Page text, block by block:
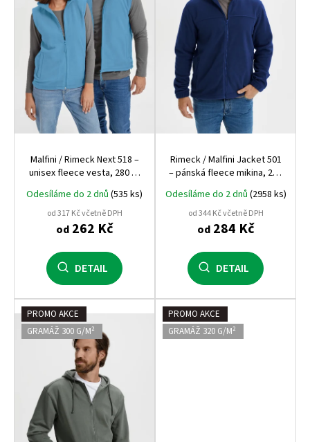
ů
Malfini / Rimeck Next 518 –
unisex fleece vesta, 280 g,
zdravotnické využití
Odesíláme do 2 dnů (535 ks)
od 317 Kč včetně DPH
od262 Kč
DETAIL
Rimeck / Malfini Jacket 501
– pánská fleece mikina, 280
zdravotnické využití
Odesíláme do 2 dnů (2958 ks)
od 344 Kč včetně DPH
od284 Kč
DETAIL
PROMO AKCE
GRAMÁŽ 300 G/M²
PROMO AKCE
GRAMÁŽ 320 G/M²